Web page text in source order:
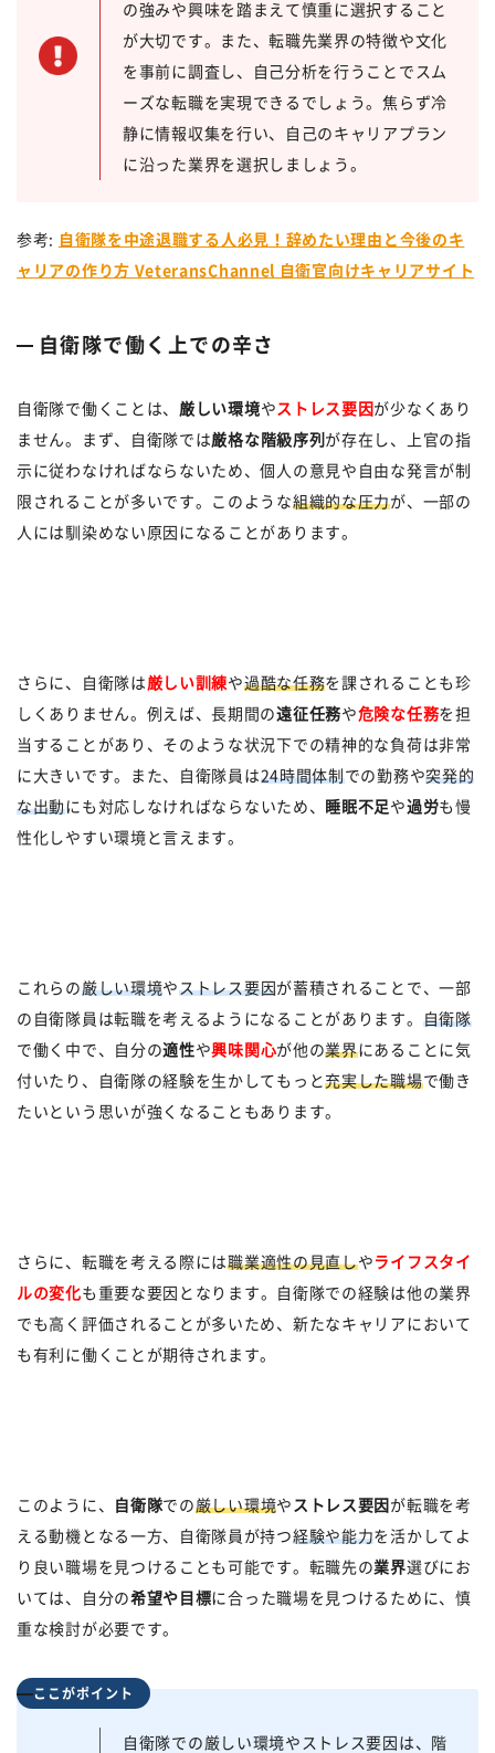
の強みや興味を踏まえて慎重に選択すること
が大切です。また、転職先業界の特徴や文化
を事前に調査し、自己分析を行うことでスム
ーズな転職を実現できるでしょう。焦らず冷
静に情報収集を行い、自己のキャリアプラン
に沿った業界を選択しましょう。
参考: 自衛隊を中途退職する人必見！辞めたい理由と今後のキ
ャリアの作り方 VeteransChannel 自衛官向けキャリアサイト
自衛隊で働く上での辛さ
自衛隊で働くことは、 厳しい環境や ストレス要因 が少なくあり
ません。まず、自衛隊では厳格な階級序列 が存在し、上官の指
示に従わなければならないため、個人の意見や自由な発言が制
限されることが多いです。このような組織的な圧力が、一部の
人には馴染めない原因になることがあります。
さらに、自衛隊は 厳しい訓練や過酷な任務を課されることも珍
しくありません。例えば、長期間の遠征任務や危険な任務を担
当することがあり、そのような状況下での精神的な負荷は非常
に大きいです。また、自衛隊員は24時間体制での勤務や突発的
な出動にも対応しなければならないため、 睡眠不足 や過労も慢
性化しやすい環境と言えます。
これらの厳しい環境やストレス要因が蓄積されることで、一部
の自衛隊員は転職を考えるようになることがあります。 自衛隊
で働く中で、自分の適性や興味関心が他の業界にあることに気
付いたり、自衛隊の経験を生かしてもっと充実した職場で働き
たいという思いが強くなることもあります。
さらに、転職を考える際には職業適性の見直しや ライフスタイ
ルの変化も重要な要因となります。自衛隊での経験は他の業界
でも高く評価されることが多いため、新たなキャリアにおいて
も有利に働くことが期待されます。
このように、 自衛隊での厳しい環境や ストレス要因 が転職を考
える動機となる一方、自衛隊員が持つ経験や能力を活かしてよ
り良い職場を見つけることも可能です。転職先の業界選びにお
いては、自分の希望や目標に合った職場を見つけるために、慎
重な検討が必要です。
ここがポイント
自衛隊での厳しい環境やストレス要因は、階